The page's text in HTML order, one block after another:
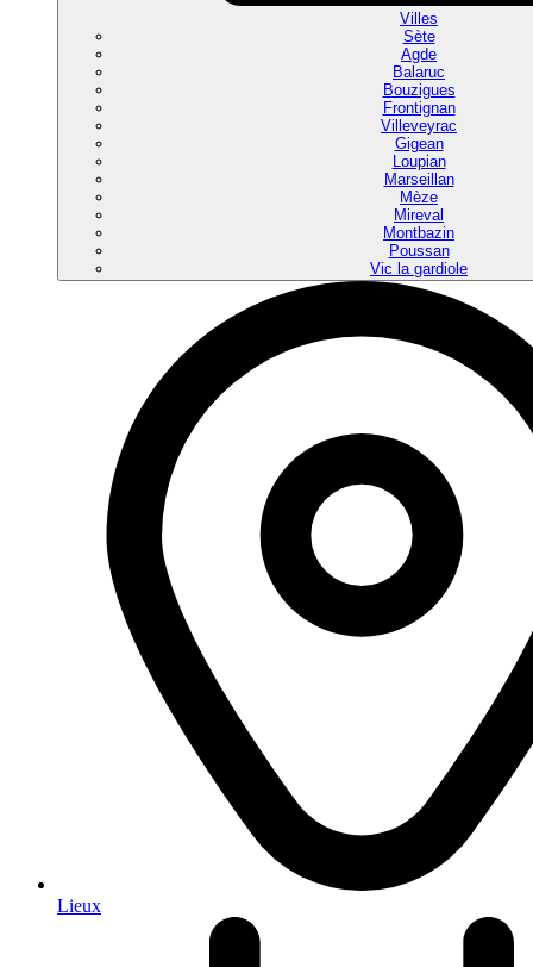
Villes
Sète
Agde
Balaruc
Bouzigues
Frontignan
Villeveyrac
Gigean
Loupian
Marseillan
Mèze
Mireval
Montbazin
Poussan
Vic la gardiole
Lieux